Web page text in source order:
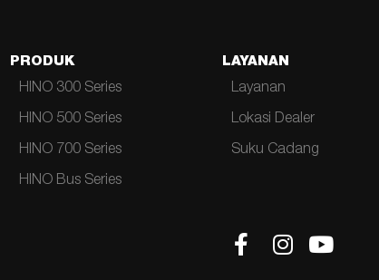
PRODUK
HINO 300 Series
HINO 500 Series
HINO 700 Series
HINO Bus Series
LAYANAN
Layanan
Lokasi Dealer
Suku Cadang